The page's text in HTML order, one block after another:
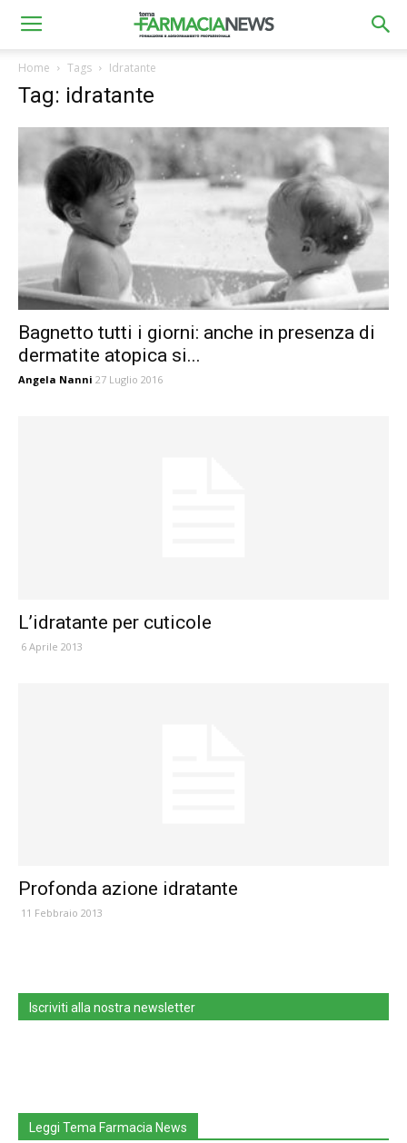
Home Tags Idratante
Tag: idratante
Bagnetto tutti i giorni: anche in presenza di
dermatite atopica si...
Angela Nanni 27 Luglio 2016
L’idratante per cuticole
6 Aprile 2013
Profonda azione idratante
11 Febbraio 2013
Iscriviti alla nostra newsletter
Leggi Tema Farmacia News